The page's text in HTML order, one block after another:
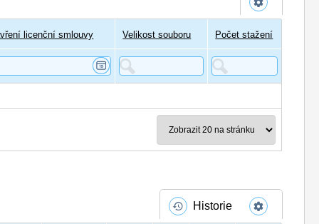
licenční smlouvy Velikost souboru Počet stažení
Historie